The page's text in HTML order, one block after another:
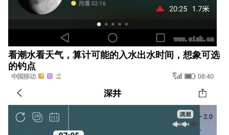
看潮水看天气，算计可能的入水出水时间，想象可选
的钓点